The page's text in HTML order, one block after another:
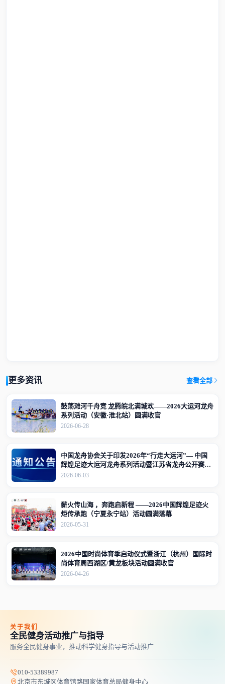
更多资讯 查看全部
鼓荡濉河千舟竞 龙腾皖北满城欢——2026大运河龙舟
系列活动（安徽·淮北站）圆满收官
2026-06-28
中国龙舟协会关于印发2026年“行走大运河”— 中国
辉煌足迹大运河龙舟系列活动暨江苏省龙舟公开赛
（江苏·宜兴站）竞赛规程的通知
2026-06-03
薪火传山海 ，奔跑启新程 ——2026中国辉煌足迹火
炬传承跑（宁夏永宁站）活动圆满落幕
2026-05-31
2026中国时尚体育季启动仪式暨浙江（杭州）国际时
尚体育周西湖区/黄龙板块活动圆满收官
2026-04-26
关于我们
全民健身活动推广与指导
服务全民健身事业，推动科学健身指导与活动推广
010-53389987
北京市东城区体育馆路国家体育总局健身中心